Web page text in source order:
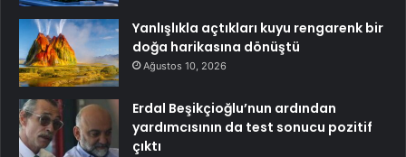
Yanlışlıkla açtıkları kuyu rengarenk bir
doğa harikasına dönüştü
Ağustos 10, 2026
Erdal Beşikçioğlu’nun ardından
yardımcısının da test sonucu pozitif
çıktı